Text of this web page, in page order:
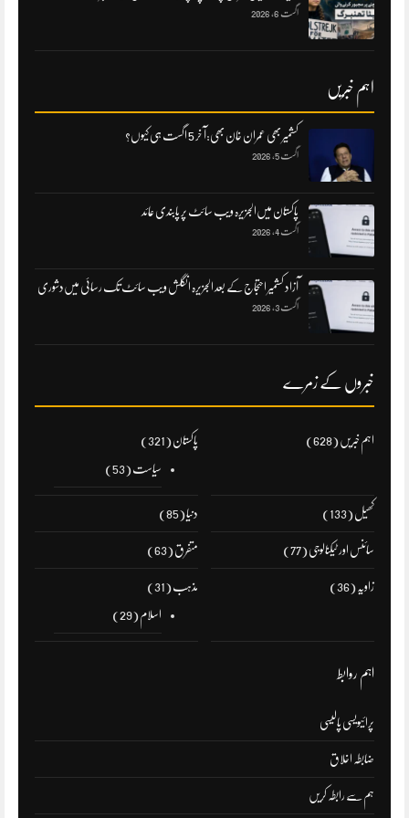
اگست 6, 2026
اہم خبریں
کشمیر بھی عمران خان بھی:آ خر 5 اگست ہی کیوں؟
اگست 5, 2026
پاکستان میں‌الجزیرہ ویب سائٹ پر پابندی عائد
اگست 4, 2026
آزاد کشمیر احتجاج کے بعد الجزیرہ انگلش ویب سائٹ تک رسائی میں‌دشوری
اگست 3, 2026
خبروں کے زمرے
اہم خبریں(628) پاکستان(321)
سیاست(53)
کھیل(133) دنیا(85)
سائنس اور ٹیکنالوجی(77) متفرق(63)
زاویہ (36) مذہب(31)
اسلام (29)
اہم روابط
پرائیویسی پالیسی
ضابطہ اخلاق
ہم سے رابطہ کریں